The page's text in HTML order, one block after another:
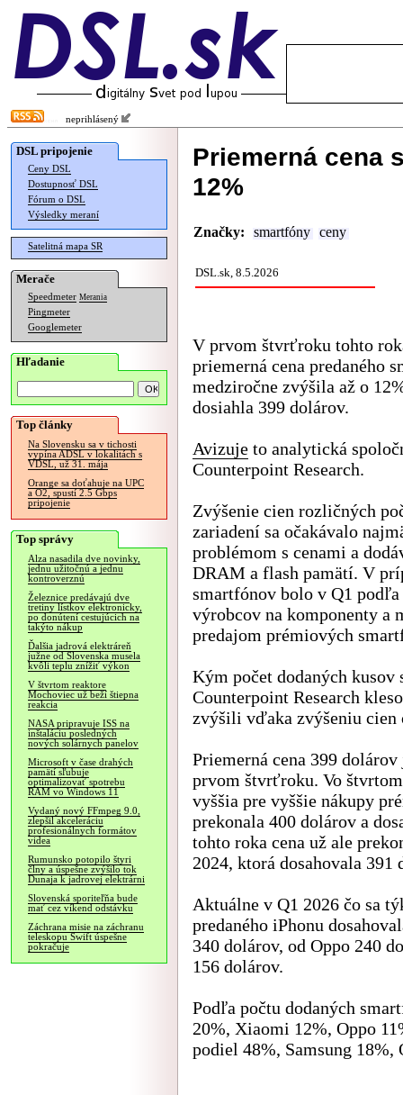
neprihlásený
DSL pripojenie
Ceny DSL
Dostupnosť DSL
Fórum o DSL
Výsledky meraní
Satelitná mapa SR
Merače
Speedmeter Merania
Pingmeter
Googlemeter
Hľadanie
Top články
Na Slovensku sa v tichosti
vypína ADSL v lokalitách s
VDSL, už 31. mája
Orange sa doťahuje na UPC
a O2, spustí 2.5 Gbps
pripojenie
Top správy
Alza nasadila dve novinky,
jednu užitočnú a jednu
kontroverznú
Železnice predávajú dve
tretiny lístkov elektronicky,
po donútení cestujúcich na
takýto nákup
Ďalšia jadrová elektráreň
južne od Slovenska musela
kvôli teplu znížiť výkon
V štvrtom reaktore
Mochoviec už beží štiepna
reakcia
NASA pripravuje ISS na
inštaláciu posledných
nových solárnych panelov
Microsoft v čase drahých
pamätí sľubuje
optimalizovať spotrebu
RAM vo Windows 11
Vydaný nový FFmpeg 9.0,
zlepšil akceleráciu
profesionálnych formátov
videa
Rumunsko potopilo štyri
člny a úspešne zvýšilo tok
Dunaja k jadrovej elektrárni
Slovenská sporiteľňa bude
mať cez víkend odstávku
Záchrana misie na záchranu
teleskopu Swift úspešne
pokračuje
Priemerná cena
12%
Značky: smartfóny ceny
DSL.sk, 8.5.2026
V prvom štvrťroku tohto
priemerná cena predaného
medziročne zvýšila až o
dosiahla 399 dolárov.
Avizuje to analytická
Counterpoint Research.
Zvýšenie cien rozličných
zariadení sa očakávalo
problémom s cenami a
DRAM a flash pamätí. V
smartfónov bolo v Q1
výrobcov na komponenty a
predajom prémiových
Kým počet dodaných
Counterpoint Research
zvýšili vďaka zvýšeniu cien
Priemerná cena 399
prvom štvrťroku. Vo
vyššia pre vyššie nákupy
prekonala 400 dolárov a
tohto roka cena už ale
2024, ktorá dosahovala 391
Aktuálne v Q1 2026 čo sa
predaného iPhonu
340 dolárov, od Oppo 240
156 dolárov.
Podľa počtu dodaných
20%, Xiaomi 12%, Oppo
podiel 48%, Samsung